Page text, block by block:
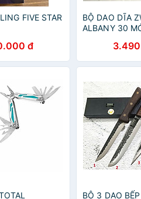
FIVE STAR
đ
BỘ DAO DĨA
ALBANY 30
BỘ 3 DAO